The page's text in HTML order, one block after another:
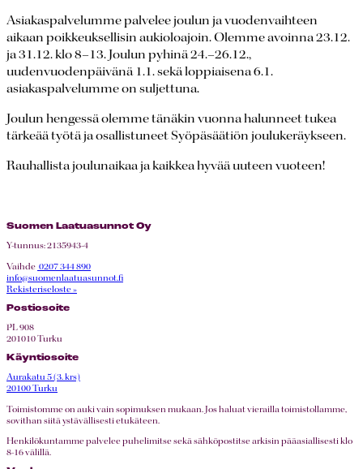
Asiakaspalvelumme palvelee joulun ja vuodenvaihteen
aikaan poikkeuksellisin aukioloajoin. Olemme avoinna 23.12.
ja 31.12. klo 8–13. Joulun pyhinä 24.–26.12.,
uudenvuodenpäivänä 1.1. sekä loppiaisena 6.1.
asiakaspalvelumme on suljettuna.
Joulun hengessä olemme tänäkin vuonna halunneet tukea
tärkeää työtä ja osallistuneet Syöpäsäätiön joulukeräykseen.
Rauhallista joulunaikaa ja kaikkea hyvää uuteen vuoteen!
Suomen Laatuasunnot Oy
Y-tunnus: 2135943-4
Vaihde 0207 344 890
info@suomenlaatuasunnot.fi
Rekisteriseloste »
Postiosoite
PL 908
201010 Turku
Käyntiosoite
Aurakatu 5 (3. krs)
20100 Turku
Toimistomme on auki vain sopimuksen mukaan. Jos haluat vierailla toimistollamme,
sovithan siitä ystävällisesti etukäteen.
Henkilökuntamme palvelee puhelimitse sekä sähköpostitse arkisin pääasiallisesti klo
8-16 välillä.